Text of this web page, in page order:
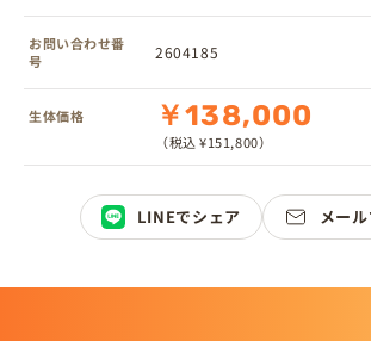
お問い合わせ番
号
2604185
生体価格 ￥138,000
（税込 ¥151,800）
LINEでシェア メー